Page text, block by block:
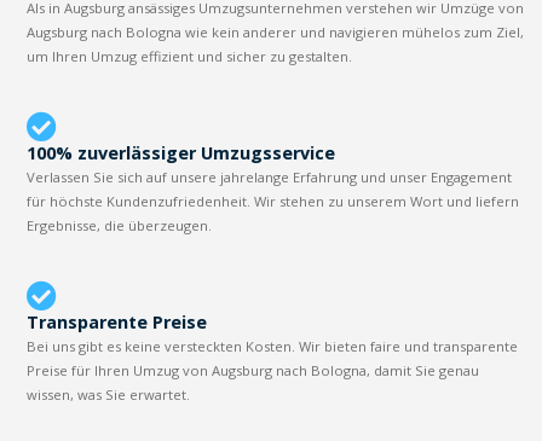
Als in Augsburg ansässiges Umzugsunternehmen verstehen wir Umzüge von
Augsburg nach Bologna wie kein anderer und navigieren mühelos zum Ziel,
um Ihren Umzug effizient und sicher zu gestalten.
100% zuverlässiger Umzugsservice
Verlassen Sie sich auf unsere jahrelange Erfahrung und unser Engagement
für höchste Kundenzufriedenheit. Wir stehen zu unserem Wort und liefern
Ergebnisse, die überzeugen.
Transparente Preise
Bei uns gibt es keine versteckten Kosten. Wir bieten faire und transparente
Preise für Ihren Umzug von Augsburg nach Bologna, damit Sie genau
wissen, was Sie erwartet.